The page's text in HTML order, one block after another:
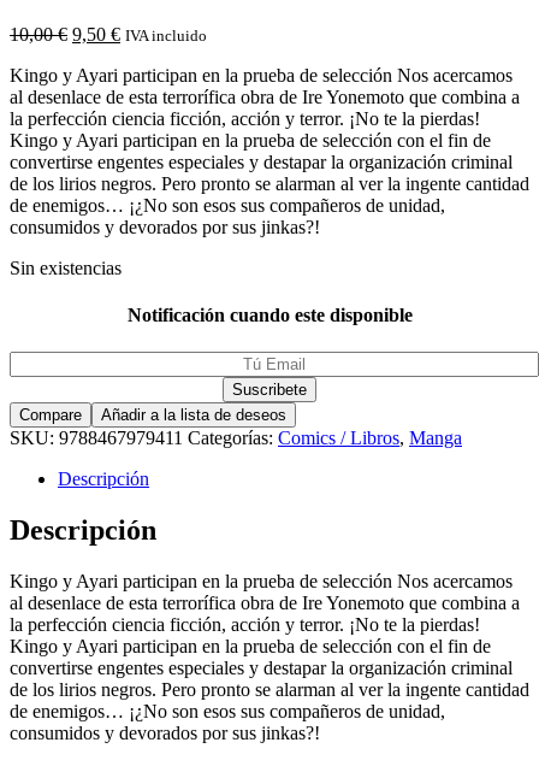
10,00€ 9,50 € IVA incluido
Kingo y Ayari participan en la prueba de selección Nos acercamos
al desenlace de esta terrorífica obra de Ire Yonemoto que combina a
la perfección ciencia ficción, acción y terror. ¡No te la pierdas!
Kingo y Ayari participan en la prueba de selección con el fin de
convertirse engentes especiales y destapar la organización criminal
de los lirios negros. Pero pronto se alarman al ver la ingente cantidad
de enemigos… ¡¿No son esos sus compañeros de unidad,
consumidos y devorados por sus jinkas?!
Sin existencias
Notificación cuando este disponible
Compare Añadir a la lista de deseos
SKU: 9788467979411 Categorías: Comics / Libros, Manga
Descripción
Descripción
Kingo y Ayari participan en la prueba de selección Nos acercamos
al desenlace de esta terrorífica obra de Ire Yonemoto que combina a
la perfección ciencia ficción, acción y terror. ¡No te la pierdas!
Kingo y Ayari participan en la prueba de selección con el fin de
convertirse engentes especiales y destapar la organización criminal
de los lirios negros. Pero pronto se alarman al ver la ingente cantidad
de enemigos… ¡¿No son esos sus compañeros de unidad,
consumidos y devorados por sus jinkas?!